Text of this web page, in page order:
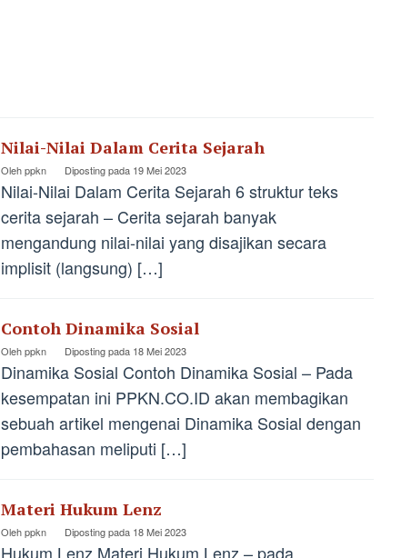
Nilai-Nilai Dalam Cerita Sejarah
Olehppkn Diposting pada 19 Mei 2023
Nilai-Nilai Dalam Cerita Sejarah 6 struktur teks
cerita sejarah – Cerita sejarah banyak
mengandung nilai-nilai yang disajikan secara
implisit (langsung) […]
Contoh Dinamika Sosial
Olehppkn Diposting pada 18 Mei 2023
Dinamika Sosial Contoh Dinamika Sosial – Pada
kesempatan ini PPKN.CO.ID akan membagikan
sebuah artikel mengenai Dinamika Sosial dengan
pembahasan meliputi […]
Materi Hukum Lenz
Olehppkn Diposting pada 18 Mei 2023
Hukum Lenz Materi Hukum Lenz – pada